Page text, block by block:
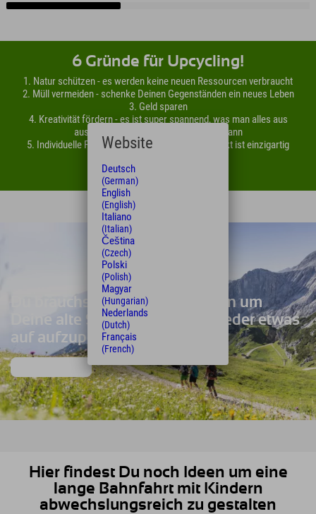
6 Gründe für Upcycling!
1. Natur schützen - es werden keine neuen Ressourcen verbraucht
2. Müll vermeiden - schenke Deinen Gegenständen ein neues Leben
3. Geld sparen
4. Kreativität fördern - es ist super spannend, was man alles aus
ausgedienten Gegenständen basteln kann
5. Individuelle Produkte - jedes upgecycelte Projekt ist einzigartig
Du brauchst noch ein paar Ideen um
Deine alte Sportbekleidung wieder etwas
auf aufzupeppen?
Hier findest Du noch Ideen um eine
lange Bahnfahrt mit Kindern
abwechslungsreich zu gestalten
Website
Deutsch
(German)
English
(English)
Italiano
(Italian)
Čeština
(Czech)
Polski
(Polish)
Magyar
(Hungarian)
Nederlands
(Dutch)
Français
(French)